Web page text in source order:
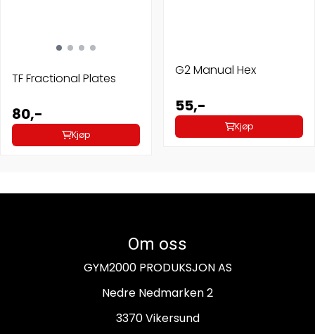
TF Fractional Plates
80,-
Kjøp
G2 Manual Hex
55,-
Kjøp
Om oss
GYM2000 PRODUKSJON AS
Nedre Nedmarken 2
3370 Vikersund